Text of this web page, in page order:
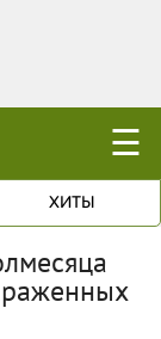
☰
ХИТЫ